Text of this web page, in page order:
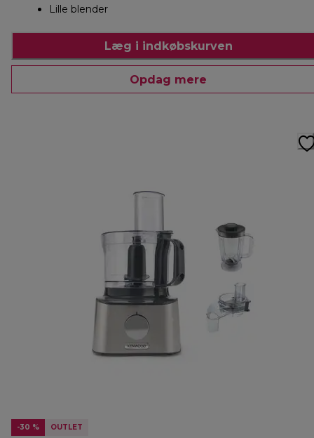
Lille blender
Læg i indkøbskurven
Opdag mere
-30 % OUTLET